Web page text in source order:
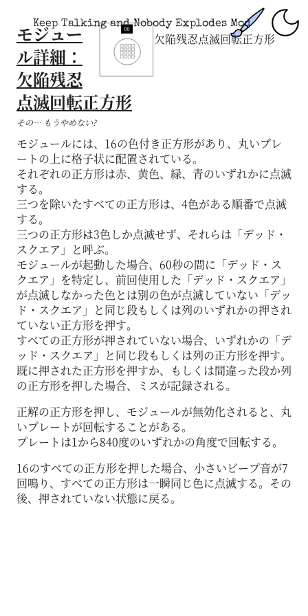
Keep Talking and Nobody Explodes Mod
欠陥残忍点滅回転正方形
モジュー
ル詳細：
欠陥残忍
点滅回転正方形
その… もうやめない?
モジュールには、16の色付き正方形があり、丸いプレ
ートの上に格子状に配置されている。
それぞれの正方形は赤、黄色、緑、青のいずれかに点滅
する。
三つを除いたすべての正方形は、4色がある順番で点滅
する。
三つの正方形は3色しか点滅せず、それらは「デッド・
スクエア」と呼ぶ。
モジュールが起動した場合、60秒の間に「デッド・ス
クエア」を特定し、前回使用した「デッド・スクエア」
が点滅しなかった色とは別の色が点滅していない「デッ
ド・スクエア」と同じ段もしくは列のいずれかの押され
ていない正方形を押す。
すべての正方形が押されていない場合、いずれかの「デ
ッド・スクエア」と同じ段もしくは列の正方形を押す。
既に押された正方形を押すか、もしくは間違った段か列
の正方形を押した場合、ミスが記録される。
正解の正方形を押し、モジュールが無効化されると、丸
いプレートが回転することがある。
プレートは1から840度のいずれかの角度で回転する。
16のすべての正方形を押した場合、小さいビープ音が7
回鳴り、すべての正方形は一瞬同じ色に点滅する。その
後、押されていない状態に戻る。